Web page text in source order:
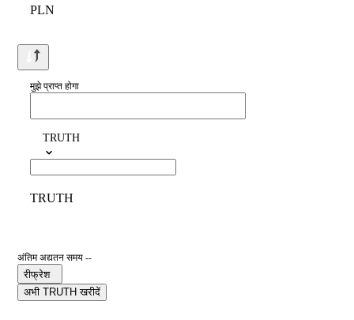
PLN
मुझे प्राप्त होगा
TRUTH
TRUTH
अंतिम अद्यतन समय --
रीफ्रेश
अभी TRUTH खरीदें